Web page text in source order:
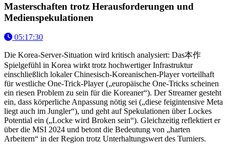
Masterschaften trotz Herausforderungen und
Medienspekulationen
05:17:30
Die Korea-Server-Situation wird kritisch analysiert: Das本作
Spielgefühl in Korea wirkt trotz hochwertiger Infrastruktur
einschließlich lokaler Chinesisch-Koreanischen-Player vorteilhaft
für westliche One-Trick-Player („europäische One-Tricks scheinen
ein riesen Problem zu sein für die Koreaner“). Der Streamer gesteht
ein, dass körperliche Anpassung nötig sei („diese feigintensive Meta
liegt auch im Jungler“), und geht auf Spekulationen über Lockes
Potential ein („Locke wird Broken sein“). Gleichzeitig reflektiert er
über die MSI 2024 und betont die Bedeutung von „harten
Arbeitern“ in der Region trotz Unterhaltungswert des Turniers.